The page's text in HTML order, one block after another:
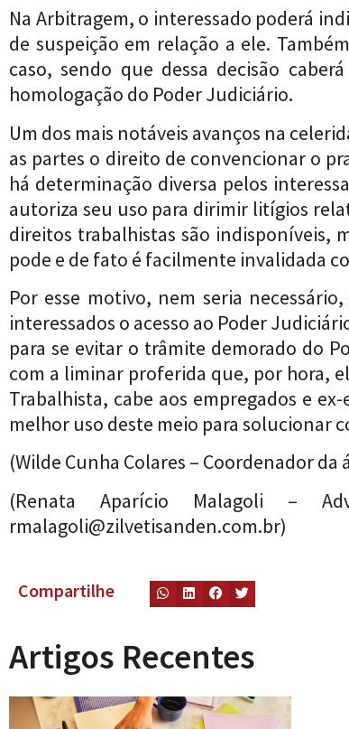
Na Arbitragem, o interessado poderá
de suspeição em relação a ele.
caso, sendo que dessa decisão
homologação do Poder Judiciário.
Um dos mais notáveis avanços na
as partes o direito de convencionar o
há determinação diversa pelos
autoriza seu uso para dirimir litígios
direitos trabalhistas são indisponíveis,
pode e de fato é facilmente invalidada
Por esse motivo, nem seria
interessados o acesso ao Poder
para se evitar o trâmite demorado do
com a liminar proferida que, por hora,
Trabalhista, cabe aos empregados e
melhor uso deste meio para solucionar
(Wilde Cunha Colares – Coordenador
(Renata Aparício Malagoli –
rmalagoli@zilvetisanden.com.br)
Compartilhe
Artigos Recentes